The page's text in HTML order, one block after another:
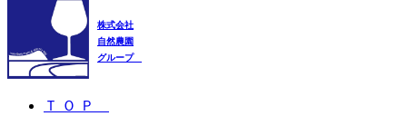
株式会社
自然農園
グループ
Ｔ Ｏ Ｐ